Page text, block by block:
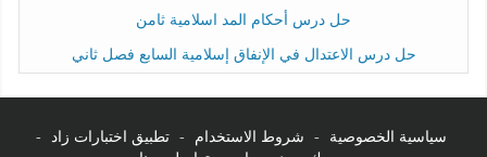
حل درس أحكام المد اسلامية ثامن
حل درس الاعتدال في الإنفاق إسلامية السابع فصل ثاني
سياسية الخصوصية - شروط الاستخدام - تطبيق اختبارات زاد
-